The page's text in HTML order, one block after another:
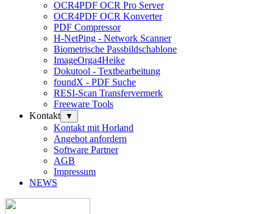
OCR4PDF OCR Pro Server
OCR4PDF OCR Konverter
PDF Compressor
H-NetPing - Network Scanner
Biometrische Passbildschablone
ImageOrga4Heike
Dokutool - Textbearbeitung
foundX - PDF Suche
RESI-Scan Transfervermerk
Freeware Tools
Kontakt
▼
Kontakt mit Horland
Angebot anfordern
Software Partner
AGB
Impressum
NEWS